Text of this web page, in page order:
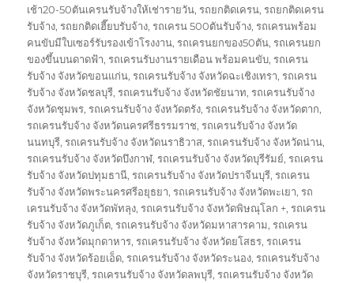
เช้า20-50ตันเครนรับจ้างให้เช่ารายวัน,รถยกติดเครน,รถยกติดเครน
รับจ้าง,รถยกติดเฮี๊ยบรับจ้าง,รถเครน 500ตันรับจ้าง,รถเครนพร้อม
คนขับมีใบเซอร์รับรองเข้าโรงงาน,รถเครนยกของ50ตัน,รถเครนยก
ของขึ้นบนดาดฟ้า,รถเครนรับงานรายเดือน พร้อมคนขับ,รถเครน
รับจ้าง จังหวัดขอนแก่น,รถเครนรับจ้าง จังหวัดฉะเชิงเทรา,รถเครน
รับจ้าง จังหวัดชลบุรี,รถเครนรับจ้าง จังหวัดชัยนาท,รถเครนรับจ้าง
จังหวัดชุมพร,รถเครนรับจ้าง จังหวัดตรัง,รถเครนรับจ้าง จังหวัดตาก,
รถเครนรับจ้าง จังหวัดนครศรีธรรมราช,รถเครนรับจ้าง จังหวัด
นนทบุรี,รถเครนรับจ้าง จังหวัดนราธิวาส,รถเครนรับจ้าง จังหวัดน่าน,
รถเครนรับจ้าง จังหวัดบึงกาฬ,รถเครนรับจ้าง จังหวัดบุรีรัมย์,รถเครน
รับจ้าง จังหวัดปทุมธานี,รถเครนรับจ้าง จังหวัดปราจีนบุรี,รถเครน
รับจ้าง จังหวัดพระนครศรีอยุธยา,รถเครนรับจ้าง จังหวัดพะเยา,รถ
เครนรับจ้าง จังหวัดพัทลุง,รถเครนรับจ้าง จังหวัดพิษณุโลก +,รถเครน
รับจ้าง จังหวัดภูเก็ต,รถเครนรับจ้าง จังหวัดมหาสารคาม,รถเครน
รับจ้าง จังหวัดมุกดาหาร,รถเครนรับจ้าง จังหวัดยโสธร,รถเครน
รับจ้าง จังหวัดร้อยเอ็ด,รถเครนรับจ้าง จังหวัดระนอง,รถเครนรับจ้าง
จังหวัดราชบุรี,รถเครนรับจ้าง จังหวัดลพบุรี,รถเครนรับจ้าง จังหวัด